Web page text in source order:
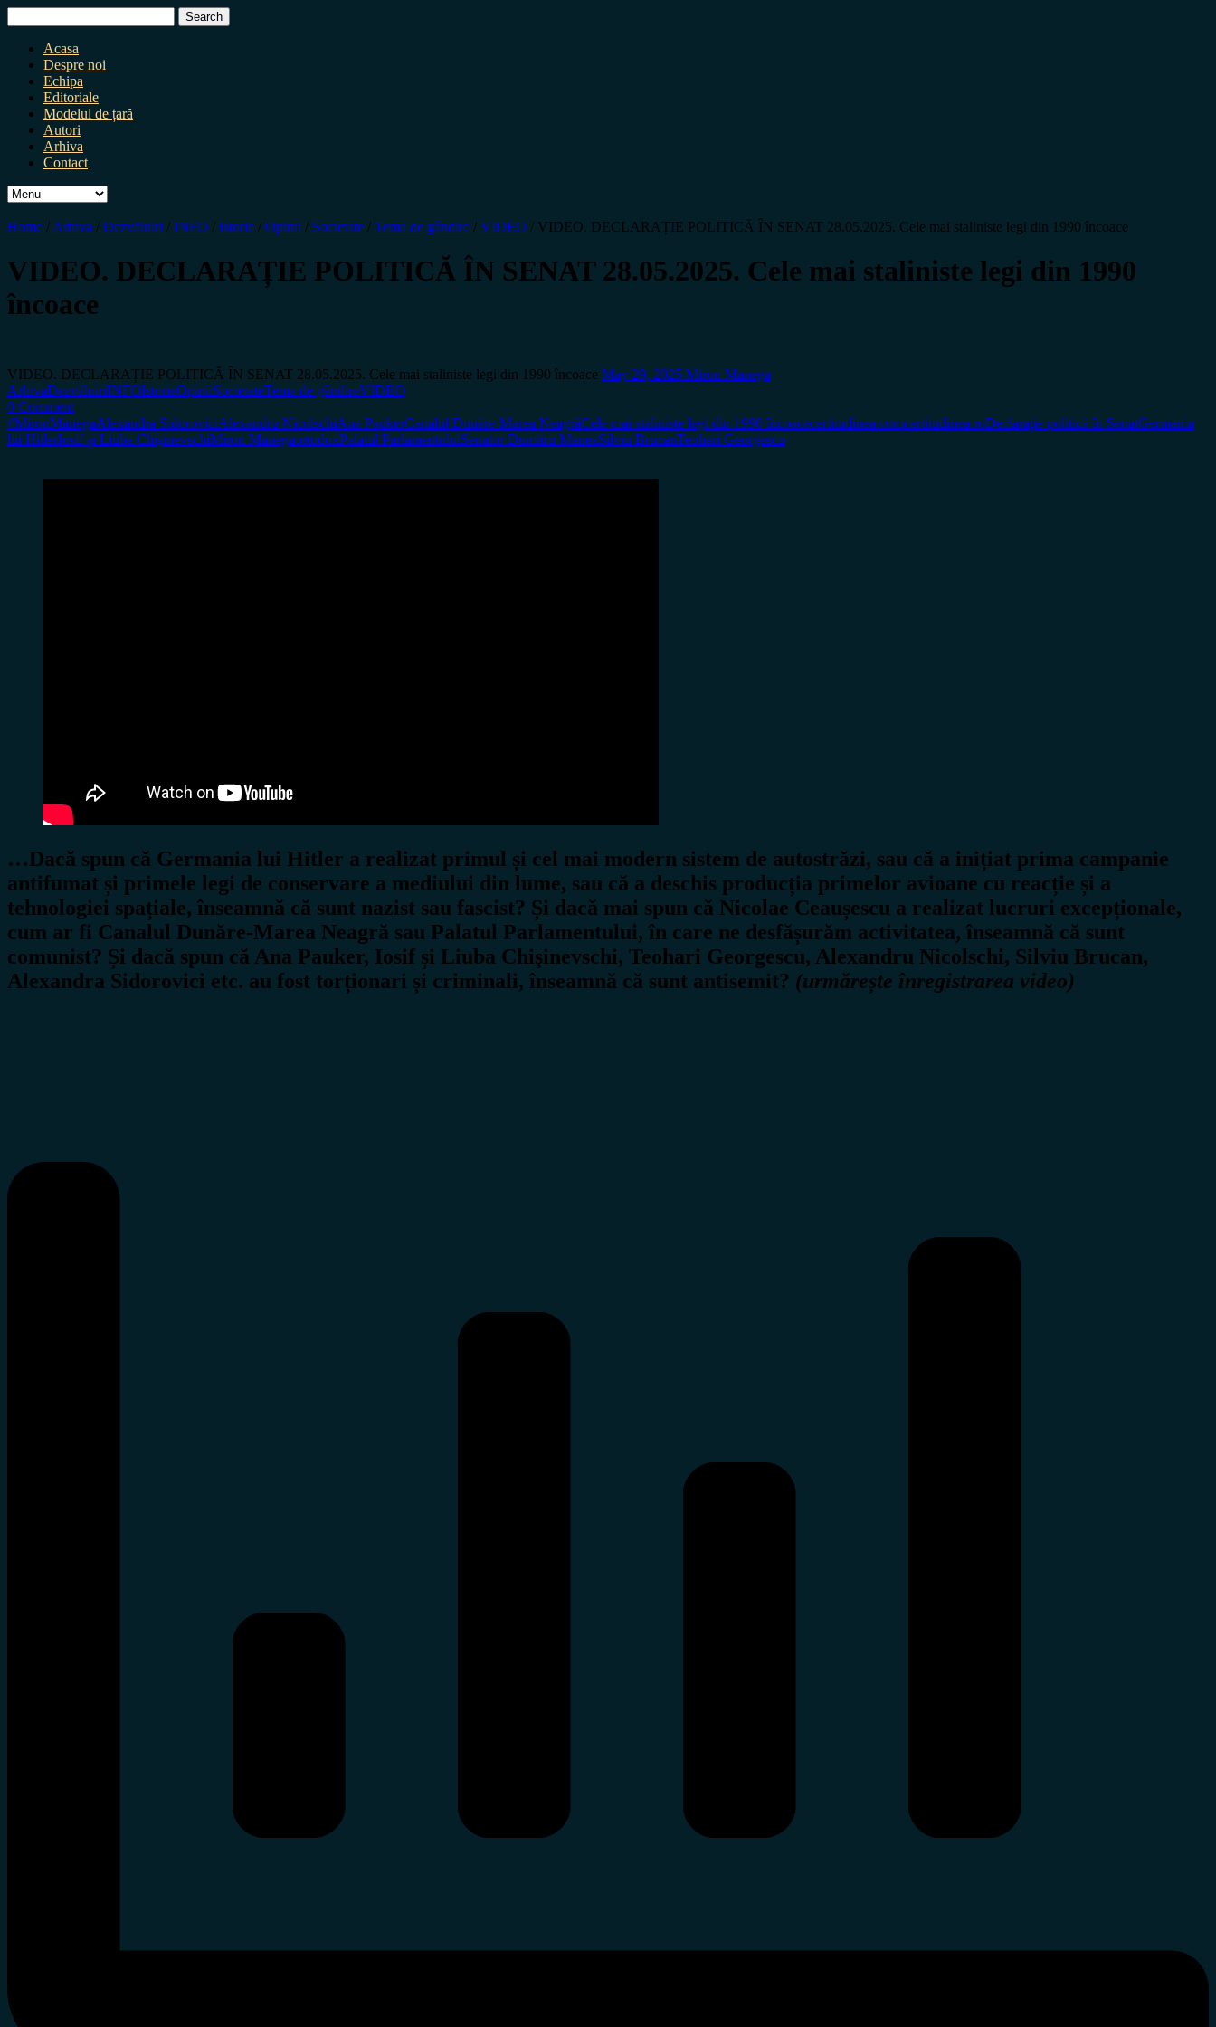
for:
Acasa
Despre noi
Echipa
Editoriale
Modelul de țară
Autori
Arhiva
Contact
Home / Arhiva / Dezvăluiri / INFO / Istorie / Opinii / Societate / Tema de gândire / VIDEO / VIDEO. DECLARAȚIE POLITICĂ ÎN SENAT 28.05.2025. Cele mai staliniste legi din 1990 încoace
VIDEO. DECLARAȚIE POLITICĂ ÎN SENAT 28.05.2025. Cele mai staliniste legi din 1990
încoace
VIDEO. DECLARAȚIE POLITICĂ ÎN SENAT 28.05.2025. Cele mai staliniste legi din 1990 încoace May 29, 2025 Miron Manega
ArhivaDezvăluiriINFOIstorieOpiniiSocietateTema de gândireVIDEO
0 Comment
#MironManegaAlexandra SidoroviciAlexandru NicolschiAna PaukerCanalul Dunăre-Marea NeagrăCele mai staliniste legi din 1990 încoacecertitudinea.comcertitudinea.roDeclarație politică în SenatGermania
lui HitlerIosif și Liuba ChişinevschiMiron ManegaortodoxPalatul ParlamentuluiSenator Dumitru ManeaSilviu BrucanTeohari Georgescu
…Dacă spun că Germania lui Hitler a realizat primul și cel mai modern sistem de autostrăzi, sau că a inițiat prima campanie
antifumat și primele legi de conservare a mediului din lume, sau că a deschis producția primelor avioane cu reacție și a
tehnologiei spațiale, înseamnă că sunt nazist sau fascist? Și dacă mai spun că Nicolae Ceaușescu a realizat lucruri excepționale,
cum ar fi Canalul Dunăre-Marea Neagră sau Palatul Parlamentului, în care ne desfășurăm activitatea, înseamnă că sunt
comunist? Și dacă spun că Ana Pauker, Iosif și Liuba Chişinevschi, Teohari Georgescu, Alexandru Nicolschi, Silviu Brucan,
Alexandra Sidorovici etc. au fost torționari și criminali, înseamnă că sunt antisemit? (urmărește înregistrarea video)